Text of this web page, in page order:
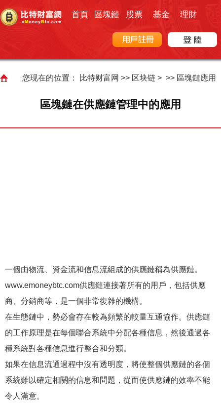
首頁 區塊鏈 股票 基金 理財
您现在的位置： 比特财富网 >> 区块链> >> 區塊鏈應用
區塊鏈在供應鏈管理中的應用
一個由物流、資金流和信息流組成的供應鏈稱為供應鏈。
www.emoneybtc.com供應鏈連接著所有的用戶，包括供應
商、分銷商等，是一個非常復雜的機構。
在生態鏈中，勢必會存在較為頻繁的較量互通協作。供應鏈
的工作原理是在每個聯合系統中分配各種信息，然後通過各
種系統對各種信息進行整合和分類。
如果在信息流通過程中沒有透明度，將使整個供應鏈的各個
系統難以確定相關的信息和問題，從而使供應鏈的效率不能
令人滿意。